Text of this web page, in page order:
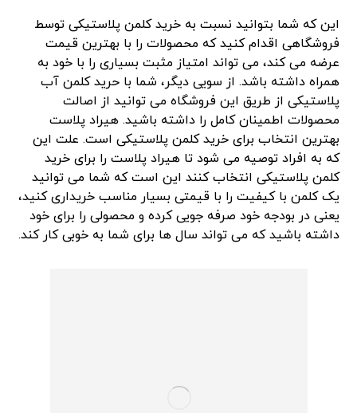
این که شما بتوانید نسبت به خرید کلمن پلاستیکی توسط
فروشگاهی اقدام کنید که محصولات را با بهترین قیمت
عرضه می کند، می تواند امتیاز مثبت بسیاری را با خود به
همراه داشته باشد. از سویی دیگر، شما با حرید کلمن آب
پلاستیکی از طریق این فروشگاه می توانید از اصالت
محصولات اطمینان کامل را داشته باشید. هیراد پلاست
بهترین انتخاب برای خرید کلمن پلاستیکی است. علت این
که به افراد توصیه می شود تا هیراد پلاست را برای خرید
کلمن پلاستیکی انتخاب کنند این است که شما می توانید
یک کلمن با کیفیت را با قیمتی بسیار مناسب خریداری کنید،
یعنی در بودجه خود صرفه جویی کرده و محصولی را برای خود
داشته باشید که می تواند سال ها برای شما به خوبی کار کند.